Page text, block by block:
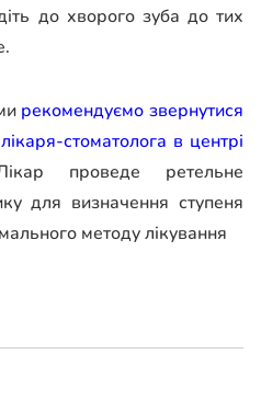
до хворого зуба до тих
рекомендуємо звернутися
стоматолога в центрі
проведе ретельне
для визначення ступеня
методу лікування